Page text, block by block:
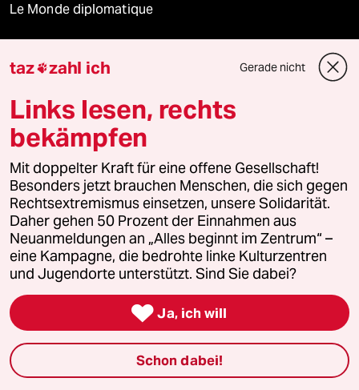
Le Monde diplomatique
Mehr taz Angebote
Reisen
Kantine
Shop
Fragen & Hilfe
taz zahl ich Gerade nicht
Links lesen, rechts
bekämpfen
Mit doppelter Kraft für eine offene Gesellschaft!
Besonders jetzt brauchen Menschen, die sich gegen
Rechtsextremismus einsetzen, unsere Solidarität.
Daher gehen 50 Prozent der Einnahmen aus
Neuanmeldungen an „Alles beginnt im Zentrum“ –
eine Kampagne, die bedrohte linke Kulturzentren
und Jugendorte unterstützt. Sind Sie dabei?
 Ja, ich will
Schon dabei!